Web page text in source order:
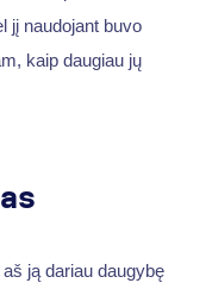
jį naudojant buvo
kaip daugiau jų
ją dariau daugybę